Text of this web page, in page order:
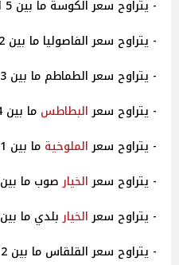
- يتراوح سعر الكوسة ما بين 5 لـ 9 جنيهات.
- يتراوح سعر الفاصوليا ما بين 12 لـ 24 جنيها.
- يتراوح سعر الطماطم ما بين 3 لـ 10 جنيهات.
- يتراوح سعرالبطاطس ما بين 4 لـ 9 جنيهات.
- يتراوح سعرالملوخية ما بين 11 لـ 15 جنيها.
- يتراوح سعرالخيارصوب ما بين 5 لـ 9 جنيهات.
- يتراوح سعرالخياربلدي ما بين 5 لـ 9 جنيهات.
- يتراوح سعر القلقاس ما بين 12 لـ 15 جنيهًا.